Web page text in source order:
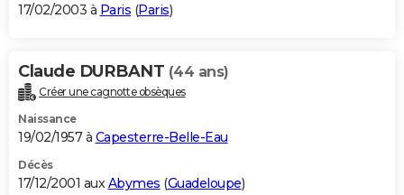
17/02/2003 à Paris (Paris)
Claude DURBANT (44 ans)
Créer une cagnotte obsèques
Naissance
19/02/1957 à Capesterre-Belle-Eau
Décès
17/12/2001 auxAbymes (Guadeloupe)